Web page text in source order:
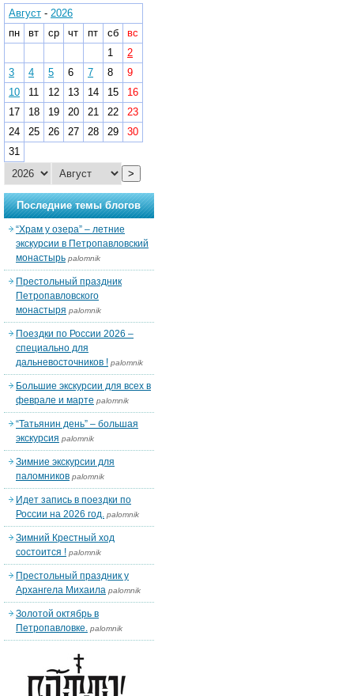
Август - 2026
пн
вт ср чт пт сб
вс
1
2
3
4 5 6 7 8
9
10
11 12 13 14 15
16
17
18 19 20 21 22
23
24
25 26 27 28 29
30
31
>
Последние темы блогов
“Храм у озера” – летние
экскурсии в Петропавловский
монастырь palomnik
Престольный праздник
Петропавловского
монастыря palomnik
Поездки по России 2026 –
специально для
дальневосточников ! palomnik
Большие экскурсии для всех в
феврале и марте palomnik
“Татьянин день” – большая
экскурсия palomnik
Зимние экскурсии для
паломников palomnik
Идет запись в поездки по
России на 2026 год. palomnik
Зимний Крестный ход
состоится ! palomnik
Престольный праздник у
Архангела Михаила palomnik
Золотой октябрь в
Петропавловке. palomnik